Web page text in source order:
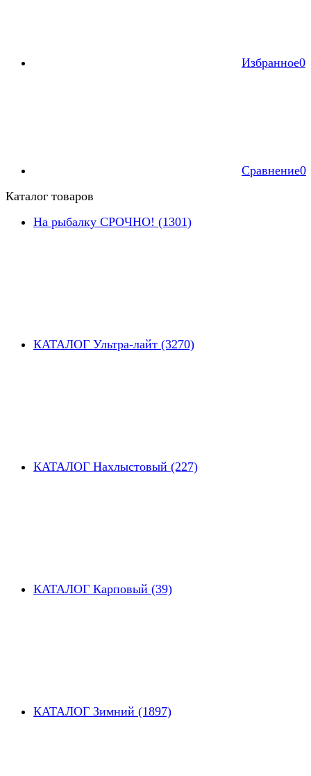
Избранное0
Сравнение0
Каталог товаров
На рыбалку СРОЧНО! (1301)
КАТАЛОГ Ультра-лайт (3270)
КАТАЛОГ Нахлыстовый (227)
КАТАЛОГ Карповый (39)
КАТАЛОГ Зимний (1897)